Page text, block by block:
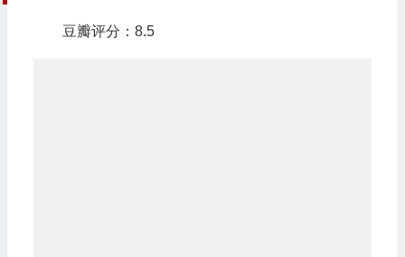
豆瓣评分：8.5